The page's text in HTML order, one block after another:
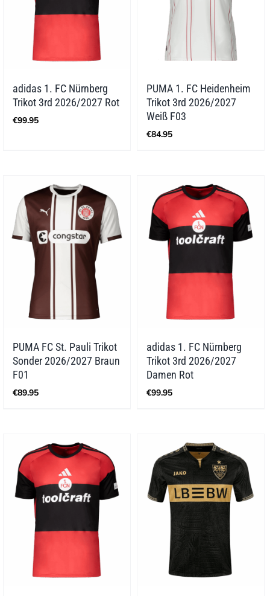
adidas 1. FC Nürnberg
Trikot 3rd 2026/2027 Rot
€99.95
PUMA 1. FC Heidenheim
Trikot 3rd 2026/2027
Weiß F03
€84.95
PUMA FC St. Pauli Trikot
Sonder 2026/2027 Braun
F01
€89.95
adidas 1. FC Nürnberg
Trikot 3rd 2026/2027
Damen Rot
€99.95